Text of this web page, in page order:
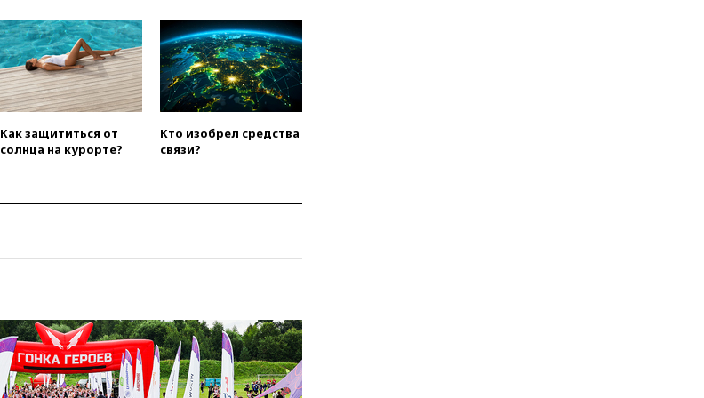
вчера, 17:48Bloomberg:
авиакомпании США обязали
проверить самолеты Boeing на
наличие трещин
вчера, 17:35В Казани
падении из окна десятого
этажа
вчера, 17:00Сняты
ограничения на полеты в
загорелся крупнейший НПЗ
Slovnaft
вчера, 16:45«Яблоко» подаст
иск к депутату Госдумы
Как защититься от
солнца на курорте?
Кто изобрел средства
связи?